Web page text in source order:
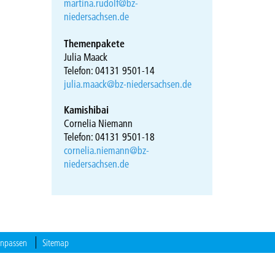
niedersachsen.de
Themenpakete
Julia Maack
Telefon: 04131 9501-14
julia.maack@bz-niedersachsen.de
Kamishibai
Cornelia Niemann
Telefon: 04131 9501-18
cornelia.niemann@bz-
niedersachsen.de
Sitemap